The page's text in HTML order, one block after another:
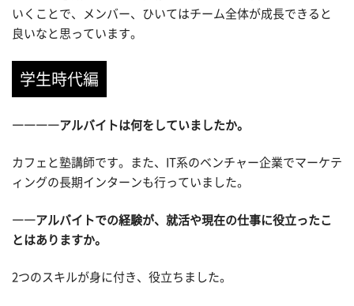
いくことで、メンバー、ひいてはチーム全体が成長できると
良いなと思っています。
学生時代編
――――アルバイトは何をしていましたか。
カフェと塾講師です。また、IT系のベンチャー企業でマーケテ
ィングの長期インターンも行っていました。
――アルバイトでの経験が、就活や現在の仕事に役立ったこ
とはありますか。
2つのスキルが身に付き、役立ちました。